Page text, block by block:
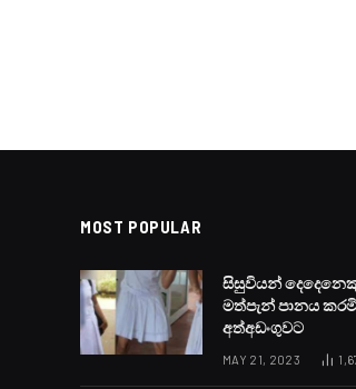
බොහෝ
Facebook